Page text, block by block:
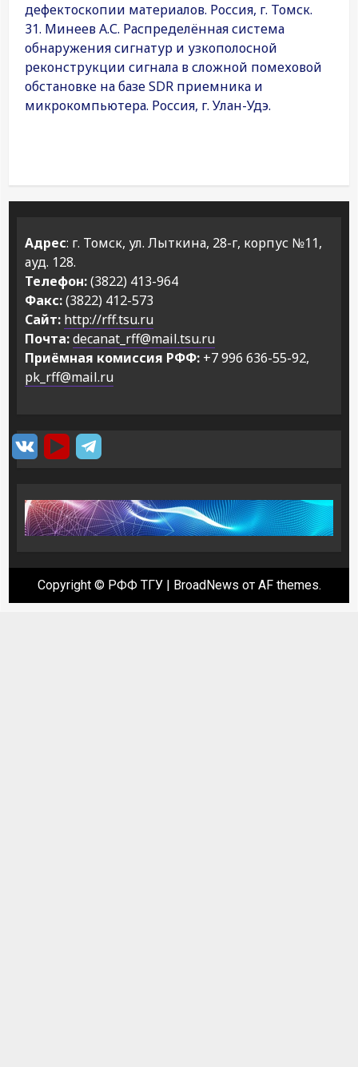
дефектоскопии материалов. Россия, г. Томск.
31. Минеев А.С. Распределённая система
обнаружения сигнатур и узкополосной
реконструкции сигнала в сложной помеховой
обстановке на базе SDR приемника и
микрокомпьютера. Россия, г. Улан-Удэ.
Адрес: г. Томск, ул. Лыткина, 28-г, корпус №11,
ауд. 128.
Телефон:(3822) 413-964
Факс:(3822) 412-573
Сайт: http://rff.tsu.ru
Почта:decanat_rff@mail.tsu.ru
Приёмная комиссия РФФ: +7 996 636-55-92,
pk_rff@mail.ru
Copyright © РФФ ТГУ BroadNews от AF themes.